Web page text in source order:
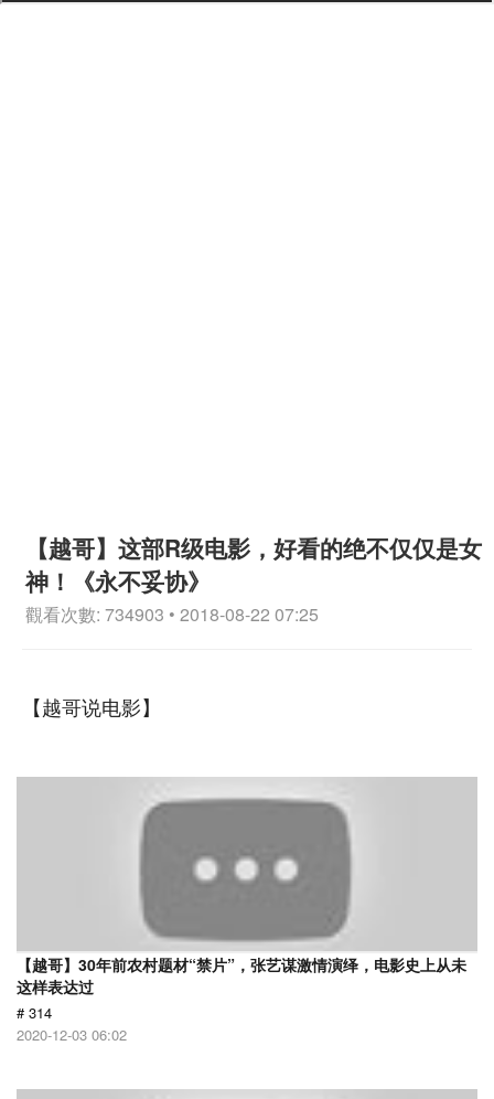
【越哥】这部R级电影，好看的绝不仅仅是女
神！《永不妥协》
觀看次數: 734903 • 2018-08-22 07:25
【越哥说电影】
【越哥】30年前农村题材“禁片”，张艺谋激情演绎，电影史上从未
这样表达过
# 314
2020-12-03 06:02